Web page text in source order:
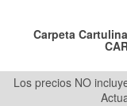
Carpeta
Los precios NO